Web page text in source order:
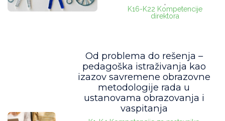
K16-K22 Kompetencije
direktora
Od problema do rešenja –
pedagoška istraživanja kao
izazov savremene obrazovne
metodologije rada u
ustanovama obrazovanja i
vaspitanja